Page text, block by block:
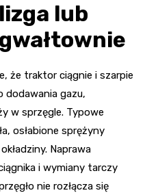
lub
że traktor ciągnie i szarpie
dodawania gazu,
w sprzęgle. Typowe
osłabione sprężyny
Naprawa
i wymiany tarczy
nie rozłącza się